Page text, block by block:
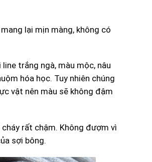
lại mịn màng, không có
trắng ngà, màu mộc, nâu
hóa học. Tuy nhiên chúng
vật nên màu sẽ không đậm
rất chậm. Không đượm vì
sợi bông.